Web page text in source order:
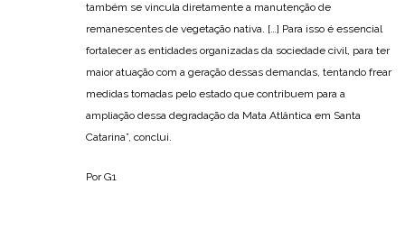
também se vincula diretamente a manutenção de
remanescentes de vegetação nativa. […] Para isso é essencial
fortalecer as entidades organizadas da sociedade civil, para ter
maior atuação com a geração dessas demandas, tentando frear
medidas tomadas pelo estado que contribuem para a
ampliação dessa degradação da Mata Atlântica em Santa
Catarina”, conclui.
Por G1